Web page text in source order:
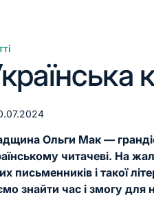
Ольги Мак —
читачеві. На
письменників і такої
знайти час і змогу для